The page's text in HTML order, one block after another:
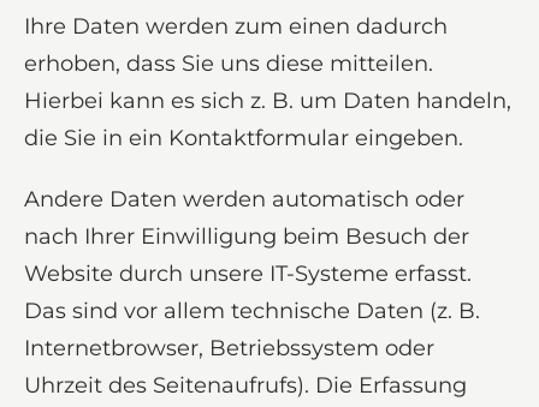
Ihre Daten werden zum einen dadurch
erhoben, dass Sie uns diese mitteilen.
Hierbei kann es sich z. B. um Daten handeln,
die Sie in ein Kontaktformular eingeben.
Andere Daten werden automatisch oder
nach Ihrer Einwilligung beim Besuch der
Website durch unsere IT-Systeme erfasst.
Das sind vor allem technische Daten (z. B.
Internetbrowser, Betriebssystem oder
Uhrzeit des Seitenaufrufs). Die Erfassung